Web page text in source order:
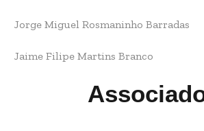
Jorge Miguel Rosmaninho Barradas
Jaime Filipe Martins Branco